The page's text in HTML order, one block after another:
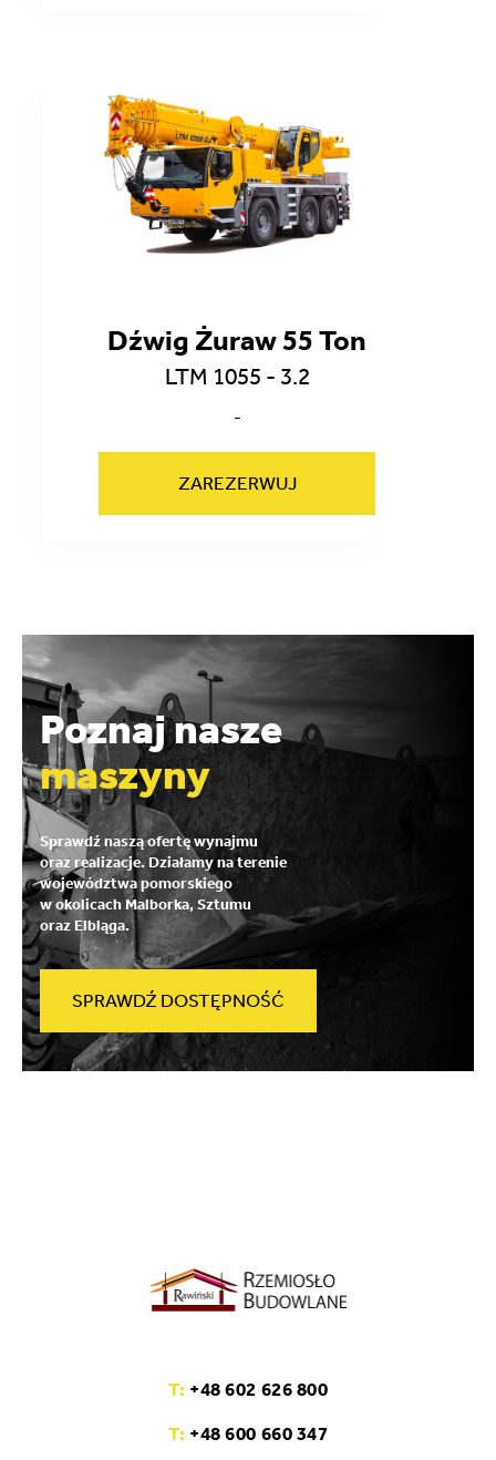
Dźwig Żuraw 55 Ton
LTM 1055 - 3.2
-
ZAREZERWUJ
Poznaj nasze
maszyny
Sprawdź naszą ofertę wynajmu
oraz realizacje. Działamy na terenie
województwa pomorskiego
w okolicach Malborka, Sztumu
oraz Elbląga.
SPRAWDŹ DOSTĘPNOŚĆ
T: +48 602 626 800
T: +48 600 660 347